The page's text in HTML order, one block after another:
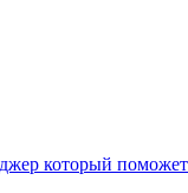
который поможет